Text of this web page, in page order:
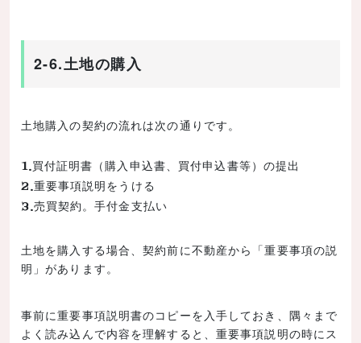
2-6.土地の購入
土地購入の契約の流れは次の通りです。
買付証明書（購入申込書、買付申込書等）の提出
重要事項説明をうける
売買契約。手付金支払い
土地を購入する場合、契約前に不動産から「重要事項の説
明」があります。
事前に重要事項説明書のコピーを入手しておき、隅々まで
よく読み込んで内容を理解すると、重要事項説明の時にス